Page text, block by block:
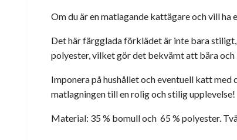
Om du är en matlagande kattägare och vill
Det här färgglada förklädet är inte bara
polyester, vilket gör det bekvämt att bära
Imponera på hushållet och eventuell katt
matlagningen till en rolig och stilig upplevelse!
Material: 35 % bomull och 65 % polyester.